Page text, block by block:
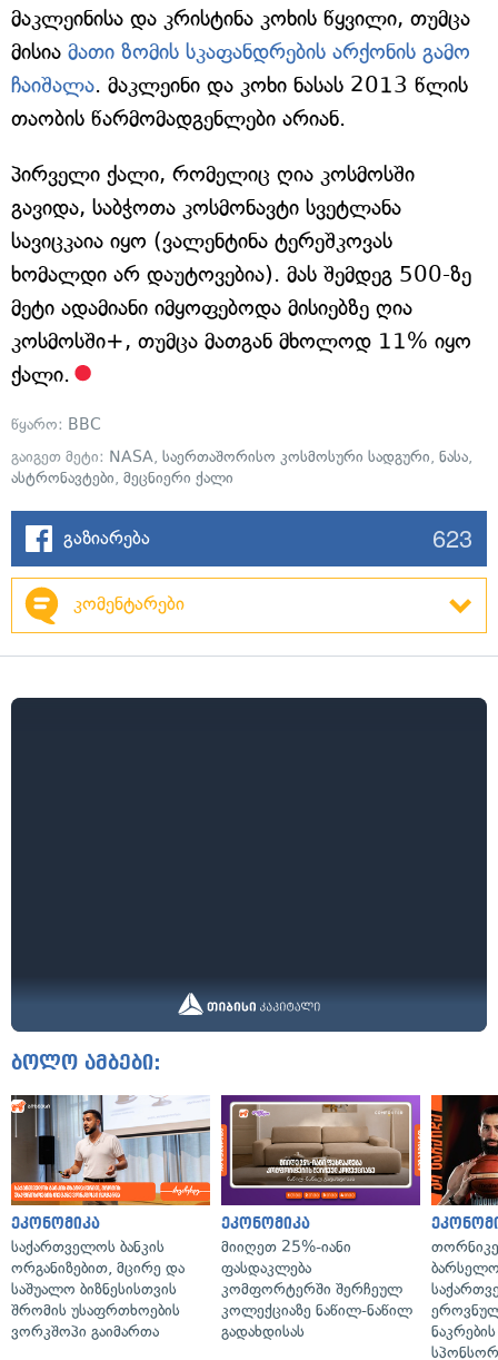
მაკლეინისა და კრისტინა კოხის წყვილი, თუმცა
მისია მათი ზომის სკაფანდრების არქონის გამო
ჩაიშალა. მაკლეინი და კოხი ნასას 2013 წლის
თაობის წარმომადგენლები არიან.
პირველი ქალი, რომელიც ღია კოსმოსში
გავიდა, საბჭოთა კოსმონავტი სვეტლანა
სავიცკაია იყო (ვალენტინა ტერეშკოვას
ხომალდი არ დაუტოვებია). მას შემდეგ 500-ზე
მეტი ადამიანი იმყოფებოდა მისიებზე ღია
კოსმოსში+, თუმცა მათგან მხოლოდ 11% იყო
ქალი.
წყარო: BBC
გაიგეთ მეტი: NASA, საერთაშორისო კოსმოსური სადგური, ნასა,
ასტრონავტები, მეცნიერი ქალი
გაზიარება 623
კომენტარები
ბოლო ამბები:
ეკონომიკა
საქართველოს ბანკის
ორგანიზებით, მცირე და
საშუალო ბიზნესისთვის
შრომის უსაფრთხოების
ვორკშოპი გაიმართა
ეკონომიკა
მიიღეთ 25%-იანი
ფასდაკლება
კომფორტერში შერჩეულ
კოლექციაზე ნაწილ-ნაწილ
გადახდისას